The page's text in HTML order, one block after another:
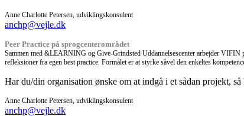
Anne Charlotte Petersen, udviklingskonsulent
anchp@vejle.dk
Peer Practice på sprogcenterområdet
Sammen med &LEARNING og Give-Grindsted Uddannelsescenter arbejder VIFIN
refleksioner fra egen best practice. Formålet er at styrke såvel den enkeltes
Har du/din organisation ønske om at indgå i et sådan projekt, så
Anne Charlotte Petersen, udviklingskonsulent
anchp@vejle.dk